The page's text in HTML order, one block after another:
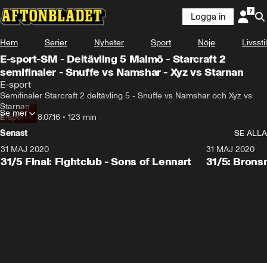
Logga in
Hem Serier Nyheter Sport Nöje Livsstil
E-sport-SM - Deltävling 5 Malmö - Starcraft 2
semifinaler - Snuffe vs Namshar - Xyz vs Starnan
E-sport
Semifinaler Starcraft 2 deltävling 5 - Snuffe vs Namshar och Xyz vs
Starnan
E-sport • 18.07.16 • 123 min
Se mer
Senast
SE ALLA
31 MAJ 2020
31/5 Final: Fightclub - Sons of Lennart
31 MAJ 2020
31/5: